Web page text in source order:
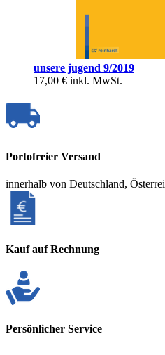
unsere jugend 9/2019
17,00 € inkl. MwSt.
Portofreier Versand
innerhalb von Deutschland,
Kauf auf Rechnung
Persönlicher Service